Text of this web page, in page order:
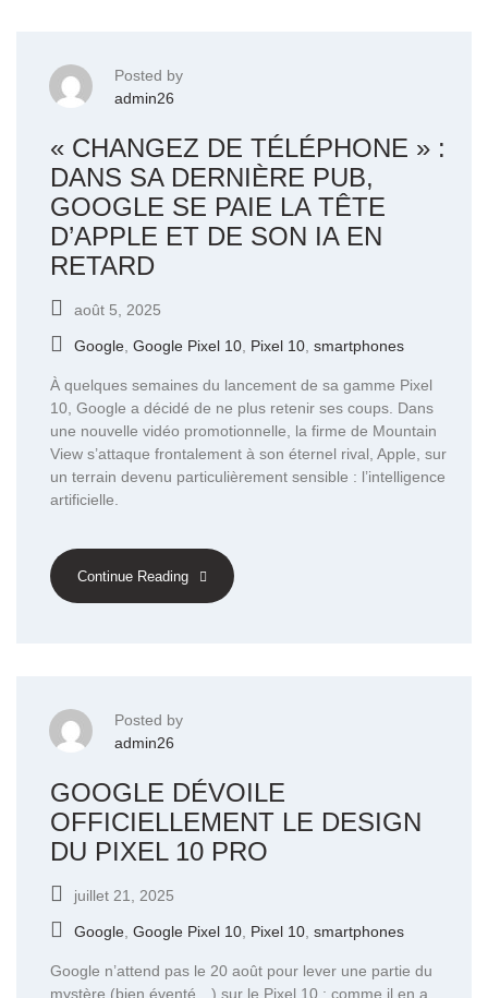
Posted by
admin26
« CHANGEZ DE TÉLÉPHONE » :
DANS SA DERNIÈRE PUB,
GOOGLE SE PAIE LA TÊTE
D’APPLE ET DE SON IA EN
RETARD
août 5, 2025
Google Google Pixel 10 Pixel 10 smartphones
À quelques semaines du lancement de sa gamme Pixel
10, Google a décidé de ne plus retenir ses coups. Dans
une nouvelle vidéo promotionnelle, la firme de Mountain
View s’attaque frontalement à son éternel rival, Apple, sur
un terrain devenu particulièrement sensible : l’intelligence
artificielle.
Continue Reading
Posted by
admin26
GOOGLE DÉVOILE
OFFICIELLEMENT LE DESIGN
DU PIXEL 10 PRO
juillet 21, 2025
Google Google Pixel 10 Pixel 10 smartphones
Google n’attend pas le 20 août pour lever une partie du
mystère (bien éventé…) sur le Pixel 10 : comme il en a